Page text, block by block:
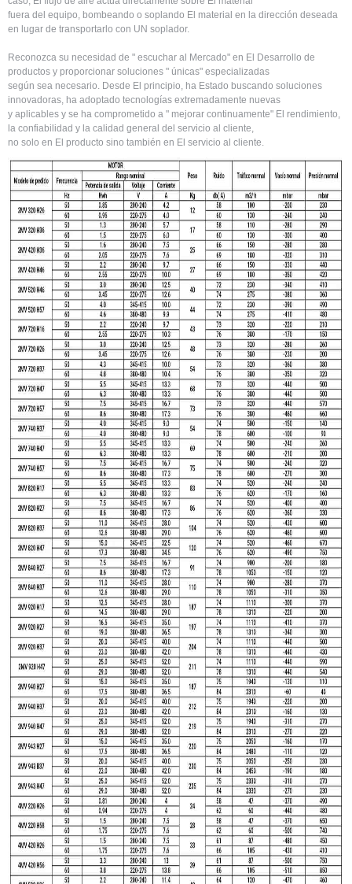
fuera del equipo, bombeando o soplando El material en la dirección deseada
en lugar de transportarlo con UN soplador.
Reconozca su necesidad de " escuchar al Mercado" en El Desarrollo de
productos y proporcionar soluciones " únicas" especializadas
según sea necesario. Desde El principio, ha Estado buscando soluciones
innovadoras, ha adoptado tecnologías extremadamente nuevas
y aplicables y se ha comprometido a " mejorar continuamente" El rendimiento,
la confiabilidad y la calidad general del servicio al cliente,
no solo en El producto sino también en El servicio al cliente.